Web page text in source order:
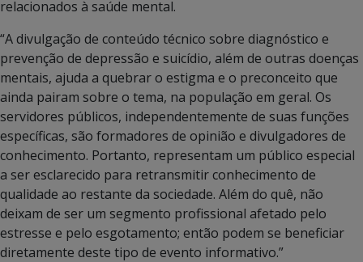
relacionados à saúde mental.
“A divulgação de conteúdo técnico sobre diagnóstico e
prevenção de depressão e suicídio, além de outras doenças
mentais, ajuda a quebrar o estigma e o preconceito que
ainda pairam sobre o tema, na população em geral. Os
servidores públicos, independentemente de suas funções
específicas, são formadores de opinião e divulgadores de
conhecimento. Portanto, representam um público especial
a ser esclarecido para retransmitir conhecimento de
qualidade ao restante da sociedade. Além do quê, não
deixam de ser um segmento profissional afetado pelo
estresse e pelo esgotamento; então podem se beneficiar
diretamente deste tipo de evento informativo.”